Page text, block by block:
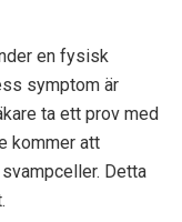
en fysisk
symptom är
ta ett prov med
kommer att
Detta